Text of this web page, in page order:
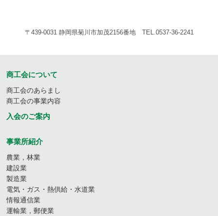
〒439-0031 静岡県菊川市加茂2156番地 TEL.0537-36-2241
商工会について
商工会のあらまし
商工会の事業内容
入会のご案内
事業所紹介
農業，林業
建設業
製造業
電気・ガス・熱供給・水道業
情報通信業
運輸業，郵便業